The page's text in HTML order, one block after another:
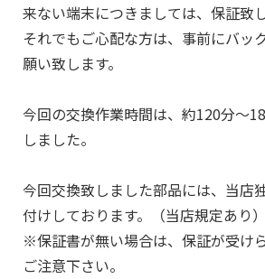
来ない端末につきましては、保証致
それでもご心配な方は、事前にバッ
願い致します。
今回の交換作業時間は、約120分～
しました。
今回交換致しました部品には、当店
付けしております。（当店規定あり）
※保証書が無い場合は、保証が受け
ご注意下さい。